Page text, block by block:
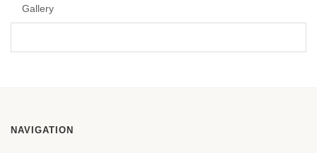
Gallery
NAVIGATION